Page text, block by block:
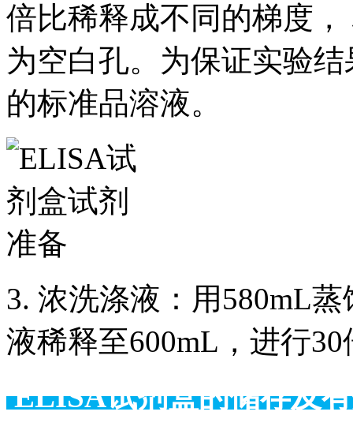
倍比稀释成不同的梯度
为空白孔。为保证实验
的标准品溶液。
3. 浓洗涤液：用580mL
液稀释至600mL，进行
ELISA试剂盒的储存